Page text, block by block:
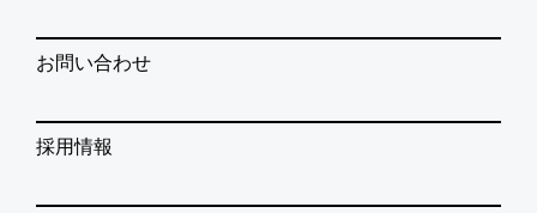
お問い合わせ
採用情報